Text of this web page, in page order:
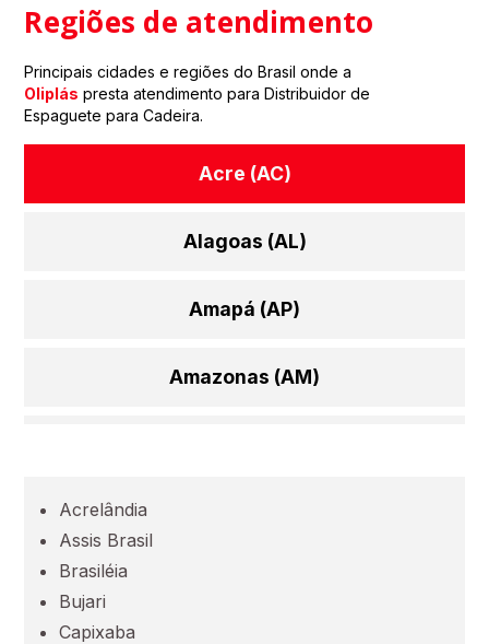
Regiões de atendimento
Principais cidades e regiões do Brasil onde a
Oliplás presta atendimento para Distribuidor de
Espaguete para Cadeira.
Acre (AC)
Alagoas (AL)
Amapá (AP)
Amazonas (AM)
Acrelândia
Assis Brasil
Brasiléia
Bujari
Capixaba